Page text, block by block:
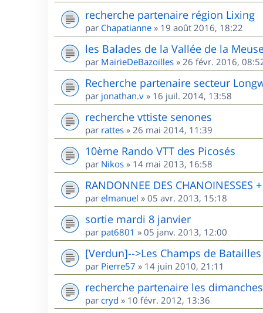
recherche partenaire région Lixing
par Chapatianne » 19 août 2016, 18:22
les Balades de la Vallée de la
par MairieDeBazoilles » 26 févr. 2016,
Recherche partenaire secteur
par jonathan.v » 16 juil. 2014, 13:58
recherche vttiste senones
par rattes » 26 mai 2014, 11:39
10ème Rando VTT des Picosés
par Nikos » 14 mai 2013, 16:58
RANDONNEE DES CHANOINESSES
par elmanuel » 05 avr. 2013, 15:18
sortie mardi 8 janvier
par pat6801 » 05 janv. 2013, 12:00
[Verdun]-->Les Champs de Batailles
par Pierre57 » 14 juin 2010, 21:11
recherche partenaire les
par cryd » 10 févr. 2012, 13:36